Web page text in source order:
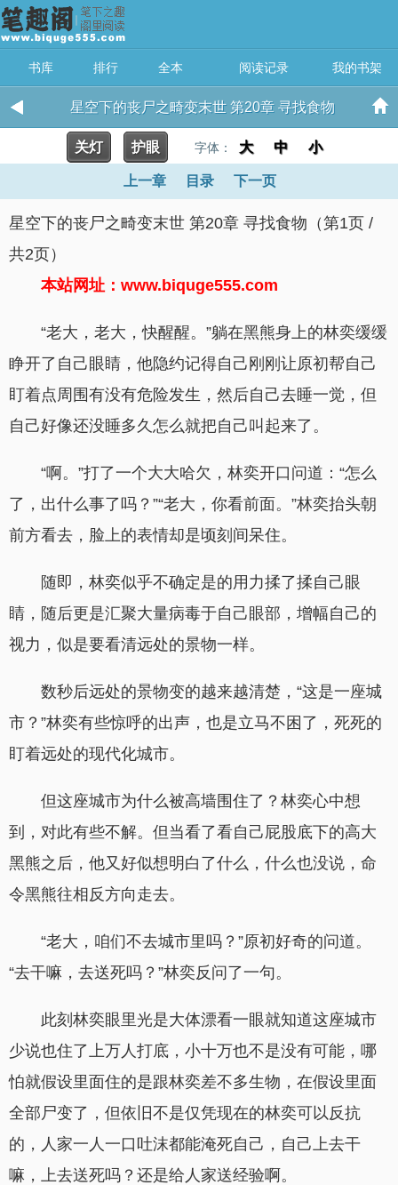
书库 排行 全本 阅读记录 我的书架
星空下的丧尸之畸变末世 第20章 寻找食物
关灯 护眼 字体： 大 中 小
上一章 目录 下一页
星空下的丧尸之畸变末世 第20章 寻找食物（第1页 /
共2页）
本站网址：www.biquge555.com
“老大，老大，快醒醒。”躺在黑熊身上的林奕缓缓
睁开了自己眼睛，他隐约记得自己刚刚让原初帮自己
盯着点周围有没有危险发生，然后自己去睡一觉，但
自己好像还没睡多久怎么就把自己叫起来了。
“啊。”打了一个大大哈欠，林奕开口问道：“怎么
了，出什么事了吗？”“老大，你看前面。”林奕抬头朝
前方看去，脸上的表情却是顷刻间呆住。
随即，林奕似乎不确定是的用力揉了揉自己眼
睛，随后更是汇聚大量病毒于自己眼部，增幅自己的
视力，似是要看清远处的景物一样。
数秒后远处的景物变的越来越清楚，“这是一座城
市？”林奕有些惊呼的出声，也是立马不困了，死死的
盯着远处的现代化城市。
但这座城市为什么被高墙围住了？林奕心中想
到，对此有些不解。但当看了看自己屁股底下的高大
黑熊之后，他又好似想明白了什么，什么也没说，命
令黑熊往相反方向走去。
“老大，咱们不去城市里吗？”原初好奇的问道。
“去干嘛，去送死吗？”林奕反问了一句。
此刻林奕眼里光是大体漂看一眼就知道这座城市
少说也住了上万人打底，小十万也不是没有可能，哪
怕就假设里面住的是跟林奕差不多生物，在假设里面
全部尸变了，但依旧不是仅凭现在的林奕可以反抗
的，人家一人一口吐沫都能淹死自己，自己上去干
嘛，上去送死吗？还是给人家送经验啊。